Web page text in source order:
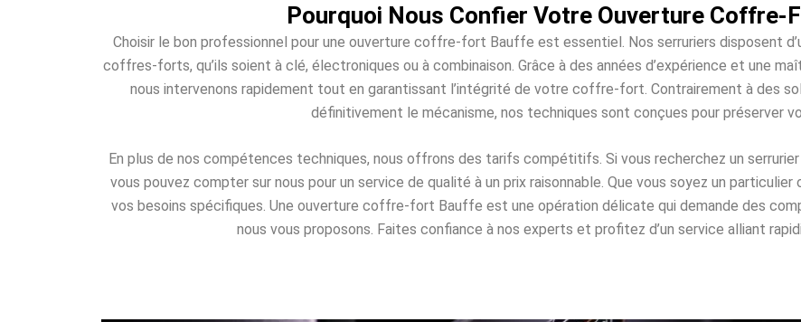
Pourquoi Nous Confier Votre Ouverture Coffre-
Choisir le bon professionnel pour une ouverture coffre-fort Bauffe est essentiel. Nos serruriers disposent
coffres-forts, qu’ils soient à clé, électroniques ou à combinaison. Grâce à des années d’expérience et une
nous intervenons rapidement tout en garantissant l’intégrité de votre coffre-fort. Contrairement à des
définitivement le mécanisme, nos techniques sont conçues pour préserver
En plus de nos compétences techniques, nous offrons des tarifs compétitifs. Si vous recherchez un
vous pouvez compter sur nous pour un service de qualité à un prix raisonnable. Que vous soyez un
vos besoins spécifiques. Une ouverture coffre-fort Bauffe est une opération délicate qui demande des
nous vous proposons. Faites confiance à nos experts et profitez d’un service alliant